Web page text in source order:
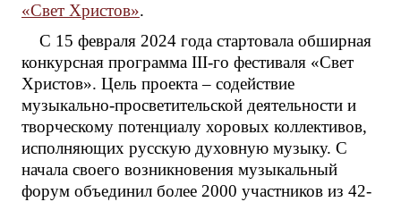
«Свет Христов».
С 15 февраля 2024 года стартовала обширная
конкурсная программа III-го фестиваля «Свет
Христов». Цель проекта – содействие
музыкально-просветительской деятельности и
творческому потенциалу хоровых коллективов,
исполняющих русскую духовную музыку. С
начала своего возникновения музыкальный
форум объединил более 2000 участников из 42-